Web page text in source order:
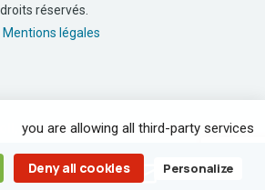
réservés.
Mentions légales
you are allowing all third-party services
Deny all cookies Personalize